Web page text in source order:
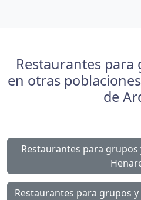
Restaurantes para
en otras
de
Restaurantes para grupos
Restaurantes para grupos